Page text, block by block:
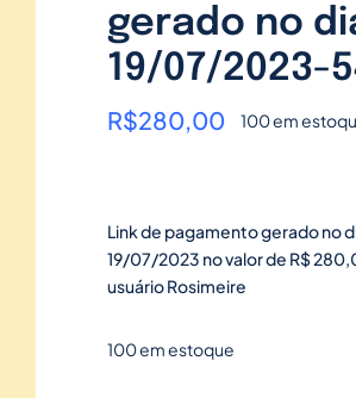
gerado no
19/07/2023-
R$280,00 100 em
Link de pagamento gerado no
19/07/2023 no valor de R$
usuário Rosimeire
100 em estoque